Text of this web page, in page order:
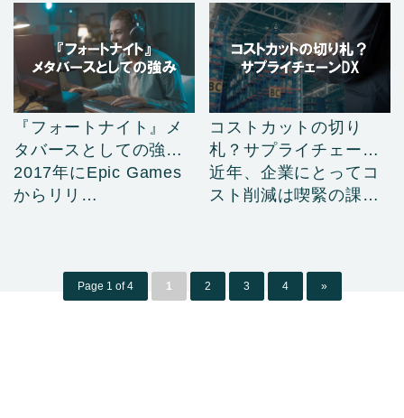
『フォートナイト』メ
タバースとしての強
み……
2017年にEpic Games
からリリ…
コストカットの切り
札？サプライチェーン
D……
近年、企業にとってコ
スト削減は喫緊の課
Page 1 of 4 1 2 3 4 »